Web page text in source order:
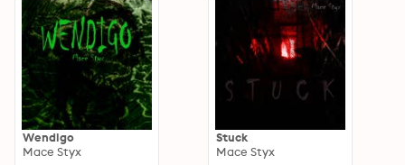
Wendigo
Mace Styx
Stuck
Mace Styx